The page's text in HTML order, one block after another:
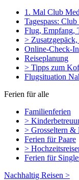
1. Mal Club
Tagespass:
Flug, Empfang,
>
Online-Check-In
Reiseplanung
> Tipps zum
Flugsituation
Ferien für alle
Familienferien
>
> Grosseltern &
Ferien für Paare
>
Ferien für
Nachhaltig Reisen >